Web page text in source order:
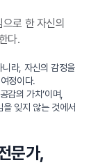
로 한 자신의
다.
라, 자신의 감정을
정이다.
감의 가치’이며,
잊지 않는 것에서
문가,